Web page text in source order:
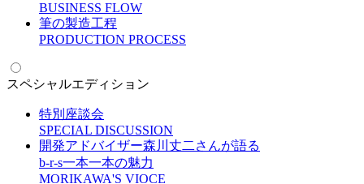
BUSINESS FLOW
筆の製造工程
PRODUCTION PROCESS
スペシャルエディション
特別座談会
SPECIAL DISCUSSION
開発アドバイザー森川丈二さんが語る
b-r-s一本一本の魅力
MORIKAWA'S VIOCE